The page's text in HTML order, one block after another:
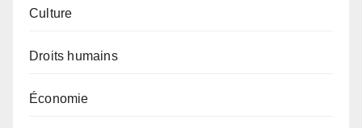
Culture
Droits humains
Économie